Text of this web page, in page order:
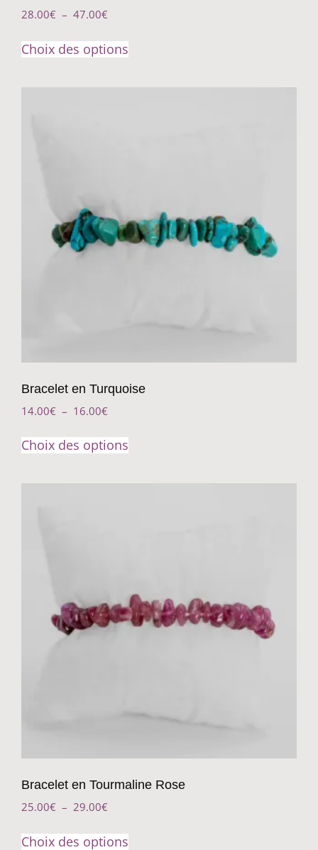
28.00€ – 47.00€
Choix des options
Bracelet en Turquoise
14.00€ – 16.00€
Choix des options
Bracelet en Tourmaline Rose
25.00€ – 29.00€
Choix des options